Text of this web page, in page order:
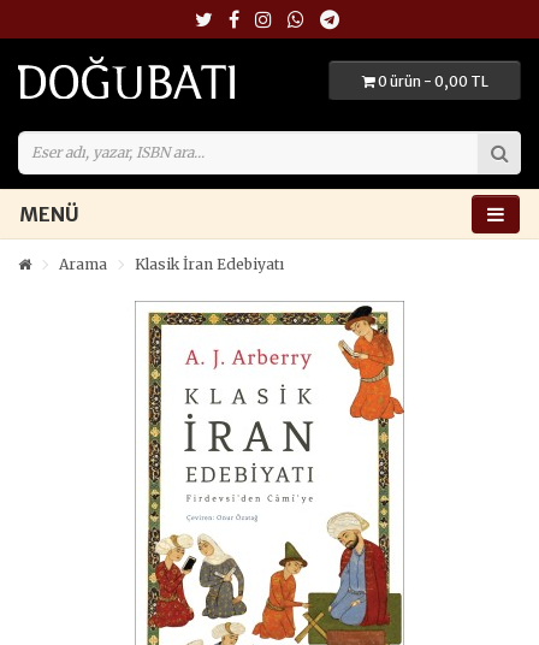
0 ürün - 0,00 TL
MENÜ
Arama Klasik İran Edebiyatı